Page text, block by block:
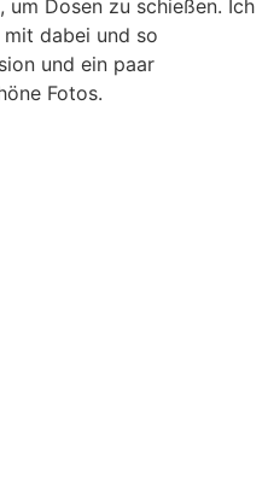
Dosen zu schießen. Ich
dabei und so
und ein paar
Fotos.